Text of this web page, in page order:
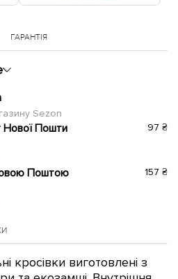
ГАРАНТІЯ
Sezon
Нової Пошти 97 ₴
Поштою 157 ₴
кросівки виготовлені з